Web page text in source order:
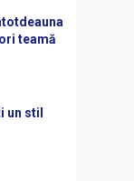
teamă
un stil